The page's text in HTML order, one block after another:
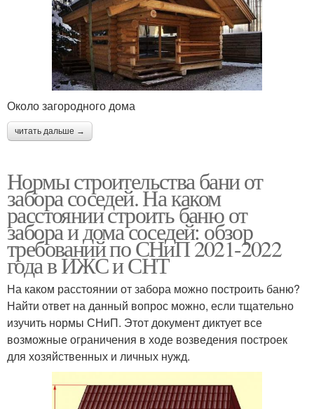
Около загородного дома
читать дальше →
Нормы строительства бани от
забора соседей. На каком
расстоянии строить баню от
забора и дома соседей: обзор
требований по СНиП 2021-2022
года в ИЖС и СНТ
На каком расстоянии от забора можно построить баню?
Найти ответ на данный вопрос можно, если тщательно
изучить нормы СНиП. Этот документ диктует все
возможные ограничения в ходе возведения построек
для хозяйственных и личных нужд.